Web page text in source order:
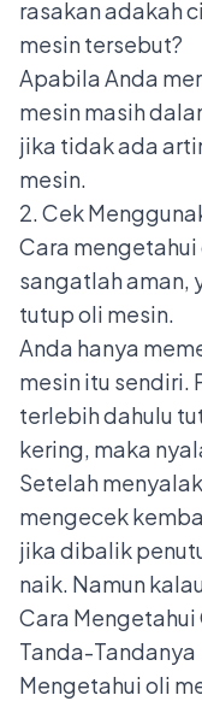
rasakan adakah
mesin tersebut?
Apabila Anda
mesin masih
jika tidak ada
mesin.
2. Cek
Cara
sangatlah aman,
tutup oli mesin.
Anda hanya
mesin itu sendiri.
terlebih dahulu
kering, maka
Setelah
mengecek
jika dibalik
naik. Namun
Cara Mengetahui
Tanda-Tandanya
Mengetahui oli